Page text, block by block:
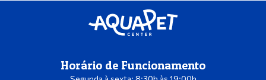
Horário de Funcionamento